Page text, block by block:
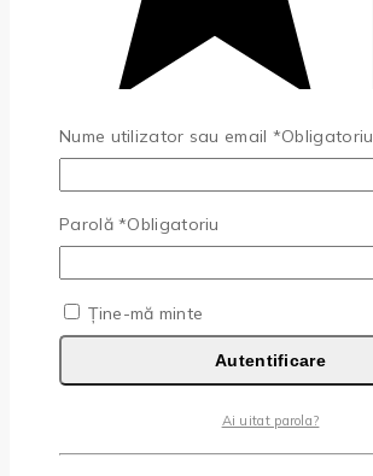
Nume utilizator sau email *Obligatoriu
Parolă*Obligatoriu
Ține-mă minte
Autentificare
Ai uitat parola?